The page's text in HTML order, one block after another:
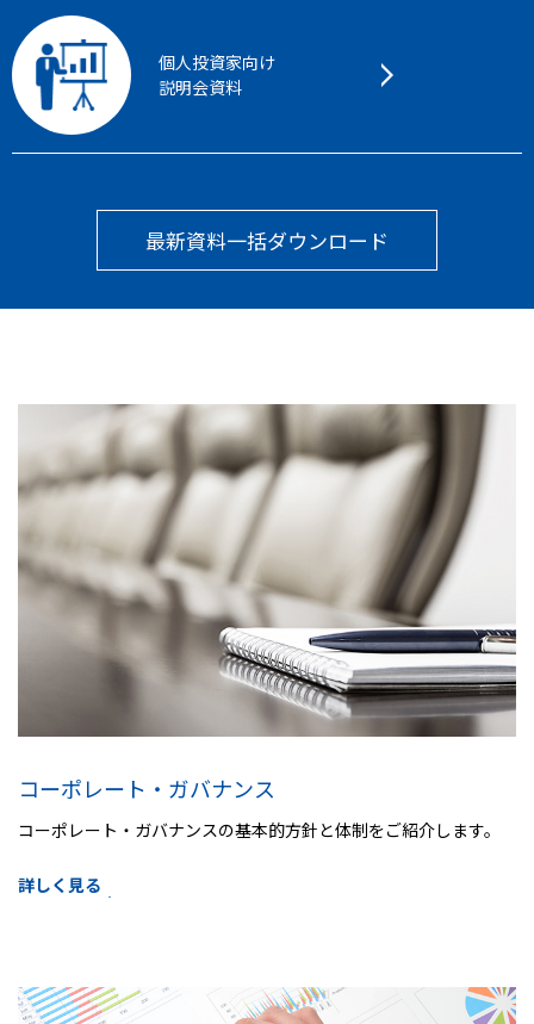
個人投資家向け
説明会資料
最新資料一括ダウンロード
コーポレート・ガバナンス
コーポレート・ガバナンスの基本的方針と体制をご紹介します。
詳しく見る